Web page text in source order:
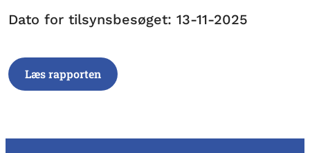
Dato for tilsynsbesøget: 13-11-2025
Læs rapporten